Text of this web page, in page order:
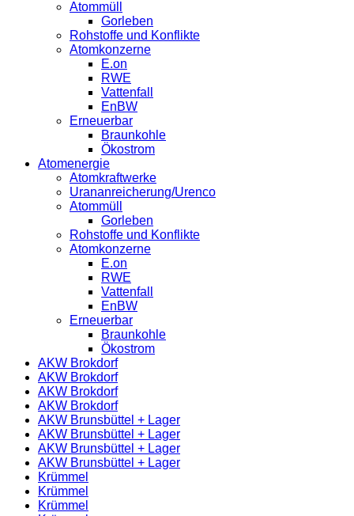
Atommüll
Gorleben
Rohstoffe und Konflikte
Atomkonzerne
E.on
RWE
Vattenfall
EnBW
Erneuerbar
Braunkohle
Ökostrom
Atomenergie
Atomkraftwerke
Urananreicherung/Urenco
Atommüll
Gorleben
Rohstoffe und Konflikte
Atomkonzerne
E.on
RWE
Vattenfall
EnBW
Erneuerbar
Braunkohle
Ökostrom
AKW Brokdorf
AKW Brokdorf
AKW Brokdorf
AKW Brokdorf
AKW Brunsbüttel + Lager
AKW Brunsbüttel + Lager
AKW Brunsbüttel + Lager
AKW Brunsbüttel + Lager
Krümmel
Krümmel
Krümmel